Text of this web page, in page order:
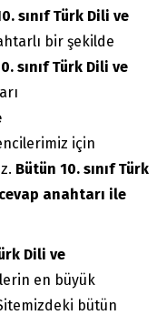
sınıf Türk Dili ve
bir şekilde
sınıf Türk Dili ve
için
Bütün 10. sınıf Türk
anahtarı ile
Dili ve
en büyük
bütün